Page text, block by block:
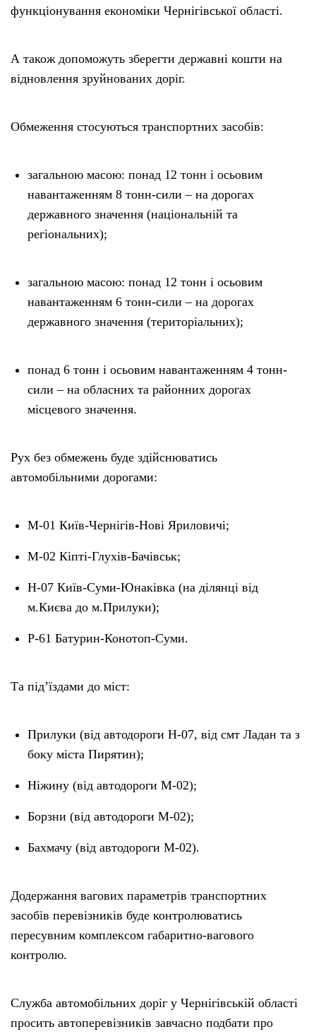
функціонування економіки Чернігівської області.
А також допоможуть зберегти державні кошти на
відновлення зруйнованих доріг.
Обмеження стосуються транспортних засобів:
загальною масою: понад 12 тонн і осьовим
навантаженням 8 тонн-сили – на дорогах
державного значення (національній та
регіональних);
загальною масою: понад 12 тонн і осьовим
навантаженням 6 тонн-сили – на дорогах
державного значення (територіальних);
понад 6 тонн і осьовим навантаженням 4 тонн-
сили – на обласних та районних дорогах
місцевого значення.
Рух без обмежень буде здійснюватись
автомобільними дорогами:
М-01 Київ-Чернігів-Нові Яриловичі;
М-02 Кіпті-Глухів-Бачівськ;
Н-07 Київ-Суми-Юнаківка (на ділянці від
м.Києва до м.Прилуки);
Р-61 Батурин-Конотоп-Суми.
Та під’їздами до міст:
Прилуки (від автодороги Н-07, від смт Ладан та з
боку міста Пирятин);
Ніжину (від автодороги М-02);
Борзни (від автодороги М-02);
Бахмачу (від автодороги М-02).
Додержання вагових параметрів транспортних
засобів перевізників буде контролюватись
пересувним комплексом габаритно-вагового
контролю.
Служба автомобільних доріг у Чернігівській області
просить автоперевізників завчасно подбати про